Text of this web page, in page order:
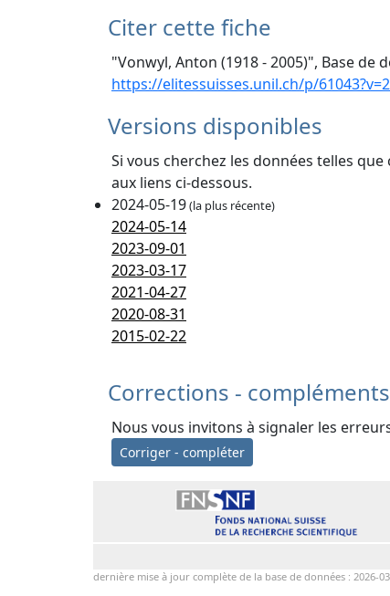
Citer cette fiche
"Vonwyl, Anton (1918 - 2005)", Base de
https://elitessuisses.unil.ch/p/
Versions disponibles
Si vous cherchez les données telles
aux liens ci-dessous.
2024-05-19(la plus récente)
2024-05-14
2023-09-01
2023-03-17
2021-04-27
2020-08-31
2015-02-22
Corrections - compléments
Nous vous invitons à signaler les
Corriger - compléter
dernière mise à jour complète de la base de données : 2026-